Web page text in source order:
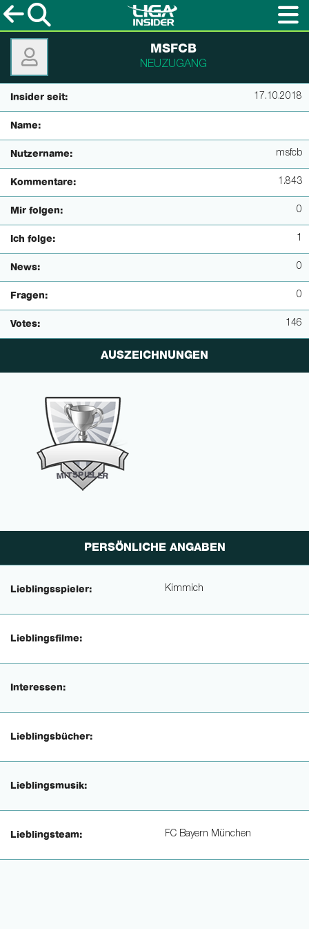
MSFCB
NEUZUGANG
Insider seit: 17.10.2018
Name:
Nutzername: msfcb
Kommentare: 1.843
Mir folgen: 0
Ich folge: 1
News: 0
Fragen: 0
Votes: 146
AUSZEICHNUNGEN
MITSPIELER
PERSÖNLICHE ANGABEN
Lieblingsspieler: Kimmich
Lieblingsfilme:
Interessen:
Lieblingsbücher:
Lieblingsmusik:
Lieblingsteam: FC Bayern München